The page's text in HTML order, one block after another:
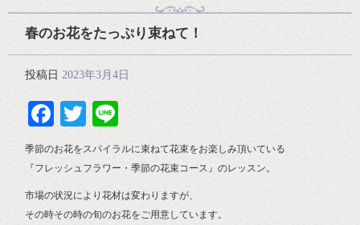
春のお花をたっぷり束ねて！
投稿日 2023年3月4日
Facebook
Twitter
季節のお花をスパイラルに束ねて花束をお楽しみ頂いている
『フレッシュフラワー・季節の花束コース』のレッスン。
市場の状況により花材は変わりますが、
その時その時の旬のお花をご用意しています。